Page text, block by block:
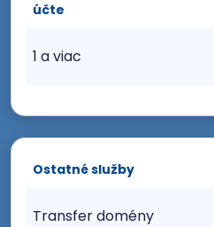
účte
1 a viac
Ostatné služby
Transfer domény